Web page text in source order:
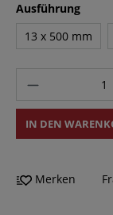
Ausführung
13 x 500 mm
IN DEN
Merken